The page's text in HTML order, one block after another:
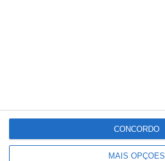
MAIS OPÇÕES
CONCORDO